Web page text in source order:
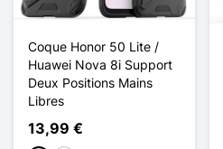
Coque Honor 50 Lite /
Huawei Nova 8i Support
Deux Positions Mains
Libres
13,99 €